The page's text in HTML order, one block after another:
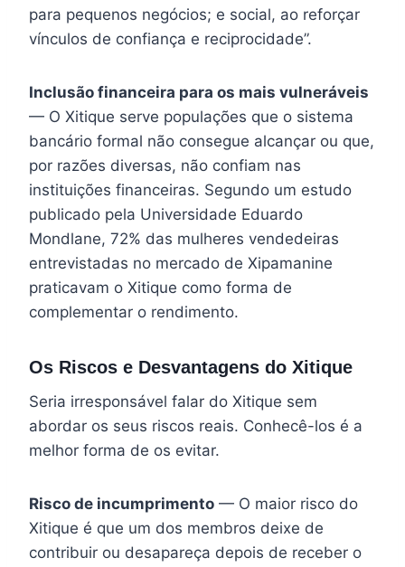
para pequenos negócios; e social, ao reforçar
vínculos de confiança e reciprocidade”.
Inclusão financeira para os mais vulneráveis
— O Xitique serve populações que o sistema
bancário formal não consegue alcançar ou que,
por razões diversas, não confiam nas
instituições financeiras. Segundo um estudo
publicado pela Universidade Eduardo
Mondlane, 72% das mulheres vendedeiras
entrevistadas no mercado de Xipamanine
praticavam o Xitique como forma de
complementar o rendimento.
Os Riscos e Desvantagens do Xitique
Seria irresponsável falar do Xitique sem
abordar os seus riscos reais. Conhecê-los é a
melhor forma de os evitar.
Risco de incumprimento — O maior risco do
Xitique é que um dos membros deixe de
contribuir ou desapareça depois de receber o